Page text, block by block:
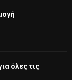
όλες τις